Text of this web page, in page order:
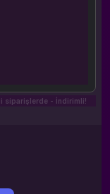
siparişlerde - İndirimli!